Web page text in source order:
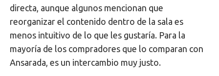
directa, aunque algunos mencionan que
reorganizar el contenido dentro de la sala es
menos intuitivo de lo que les gustaría. Para la
mayoría de los compradores que lo comparan con
Ansarada, es un intercambio muy justo.